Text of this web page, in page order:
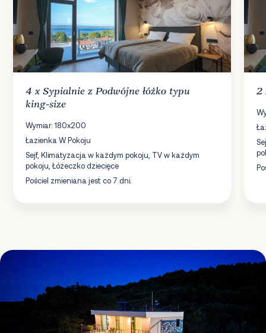
4 xSypialniez Podwójne łóżko typu
king-size
Wymiar: 180x200
Łazienka W Pokoju
Sejf, Klimatyzacja w każdym pokoju, TV w każdym
pokoju, Łóżeczko dziecięce
Pościel zmieniana jest co 7 dni.
2